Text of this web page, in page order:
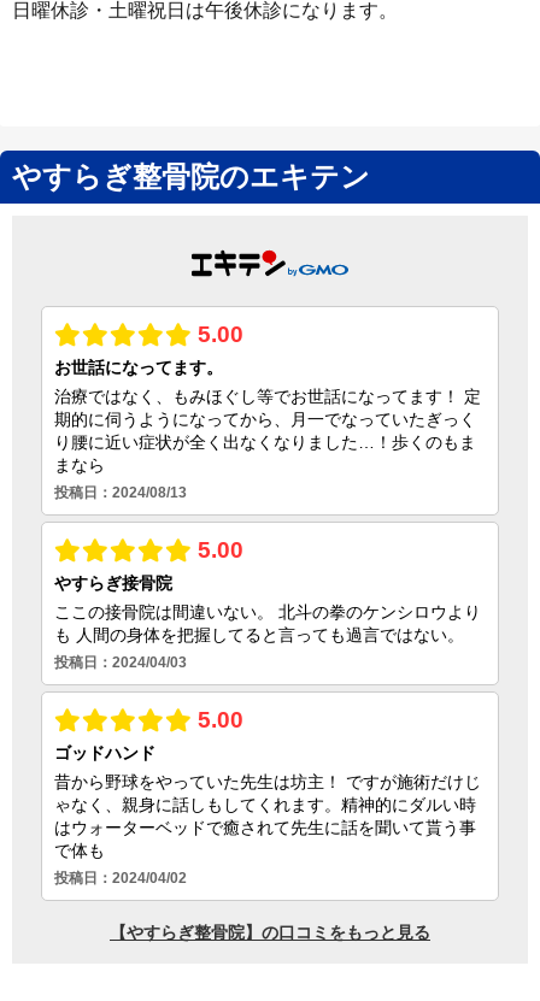
日曜休診・土曜祝日は午後休診になります。
やすらぎ整骨院のエキテン